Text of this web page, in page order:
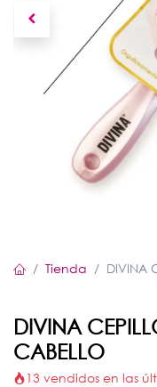
Tienda DIVINA
DIVINA
CABELLO
13 vendidos en las